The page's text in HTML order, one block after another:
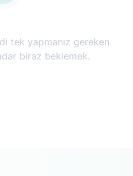
tek yapmanız gereken
biraz beklemek.